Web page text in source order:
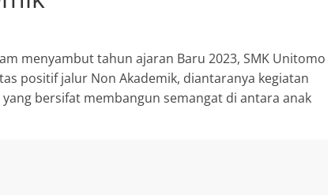
menyambut tahun ajaran Baru 2023, SMK Unitomo
positif jalur Non Akademik, diantaranya kegiatan
bersifat membangun semangat di antara anak
Breaking news
Ragam
Peristiwa
Situbondo
Tragedi Meninggalnya